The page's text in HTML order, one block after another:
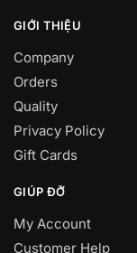
GIỚI THIỆU
Company
Orders
Quality
Privacy Policy
Gift Cards
GIÚP ĐỠ
My Account
Customer Help